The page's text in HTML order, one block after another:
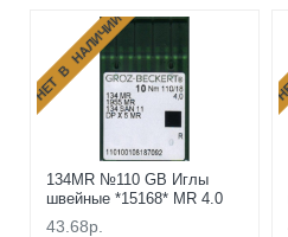
НЕТ В НАЛИЧИИ
134MR №110 GB Иглы
швейные *15168* MR 4.0
43.68р.